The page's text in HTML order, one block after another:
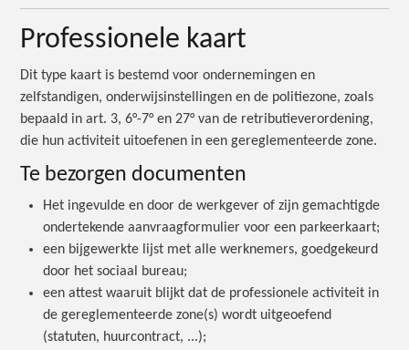
Professionele kaart
Dit type kaart is bestemd voor ondernemingen en
zelfstandigen, onderwijsinstellingen en de politiezone, zoals
bepaald in art. 3, 6°-7° en 27° van de retributieverordening,
die hun activiteit uitoefenen in een gereglementeerde zone.
Te bezorgen documenten
Het ingevulde en door de werkgever of zijn gemachtigde
ondertekende aanvraagformulier voor een parkeerkaart;
een bijgewerkte lijst met alle werknemers, goedgekeurd
door het sociaal bureau;
een attest waaruit blijkt dat de professionele activiteit in
de gereglementeerde zone(s) wordt uitgeoefend
(statuten, huurcontract, ...);